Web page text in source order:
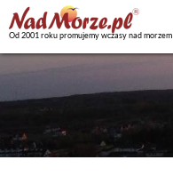
Od 2001 roku promujemy wczasy nad morzem